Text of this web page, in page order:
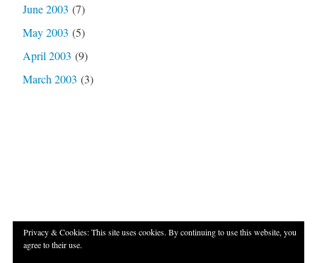
June 2003 (7)
May 2003 (5)
April 2003 (9)
March 2003 (3)
Privacy & Cookies: This site uses cookies. By continuing to use this website, you
agree to their use.